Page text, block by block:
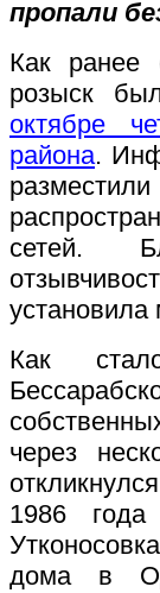
пропали
Как ранее
розыск
октябре
района.
сетей.
установила
Как
через
1986
дома в